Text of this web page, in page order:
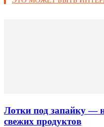
Лотки под запайку —
свежих продуктов